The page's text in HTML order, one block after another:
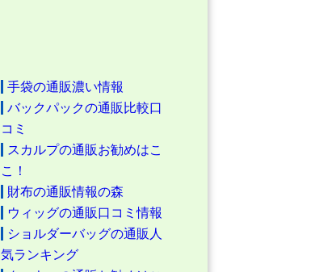
手袋の通販濃い情報
バックパックの通販比較口
コミ
スカルプの通販お勧めはこ
こ！
財布の通販情報の森
ウィッグの通販口コミ情報
ショルダーバッグの通販人
気ランキング